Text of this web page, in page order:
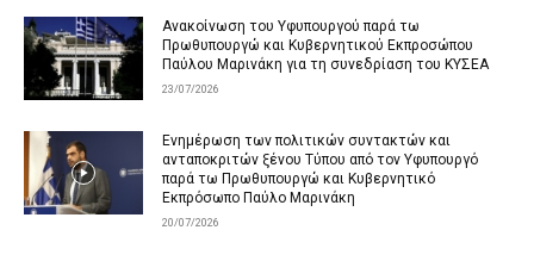
Ανακοίνωση του Υφυπουργού παρά τω
Πρωθυπουργώ και Κυβερνητικού Εκπροσώπου
Παύλου Μαρινάκη για τη συνεδρίαση του ΚΥΣΕΑ
23/07/2026
Ενημέρωση των πολιτικών συντακτών και
ανταποκριτών ξένου Τύπου από τον Υφυπουργό
παρά τω Πρωθυπουργώ και Κυβερνητικό
Εκπρόσωπο Παύλο Μαρινάκη
20/07/2026